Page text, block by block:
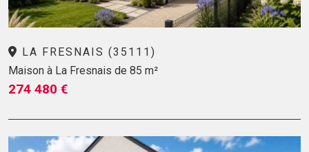
LA FRESNAIS (35111)
Maison à La Fresnais de 85 m²
274 480 €